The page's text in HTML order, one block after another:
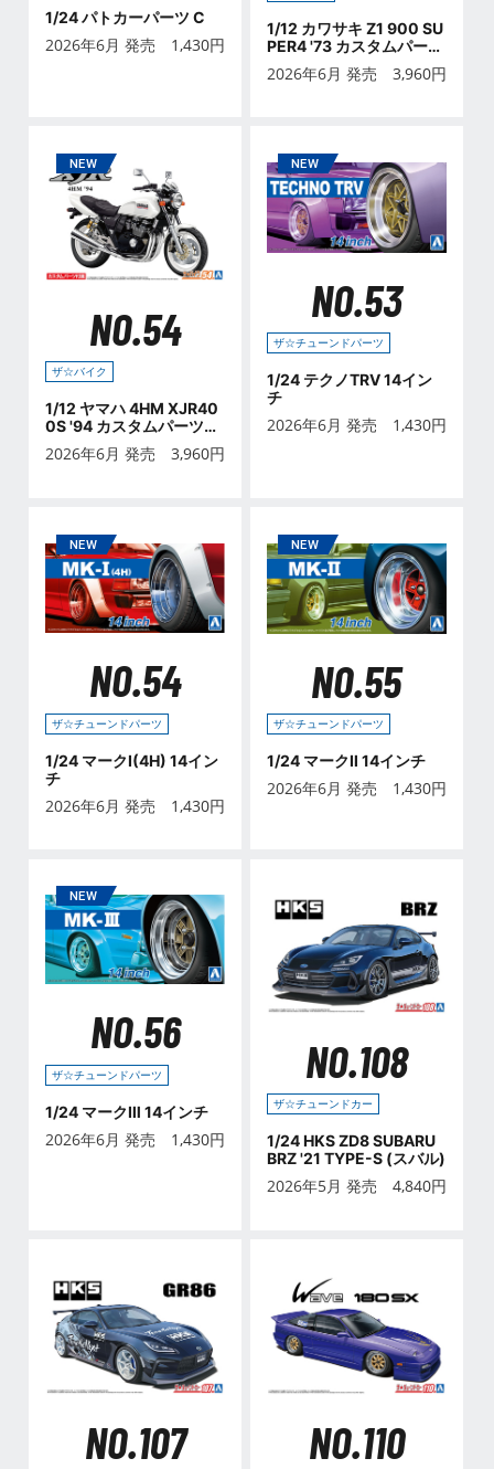
1/24 パトカーパーツ C
2026年6月 発売 1,430円
1/12 カワサキ Z1 900 SU
PER4 '73 カスタムパーツ
2026年6月 発売 3,960円
NO.54
ザ☆バイク
1/12 ヤマハ 4HM XJR40
0S '94 カスタムパーツ付
2026年6月 発売 3,960円
NO.53
ザ☆チューンドパーツ
1/24 テクノTRV 14イン
チ
2026年6月 発売 1,430円
NO.54
ザ☆チューンドパーツ
1/24 マークⅠ(4H) 14イン
チ
2026年6月 発売 1,430円
NO.55
ザ☆チューンドパーツ
1/24 マークⅡ 14インチ
2026年6月 発売 1,430円
NO.56
ザ☆チューンドパーツ
1/24 マークⅢ 14インチ
2026年6月 発売 1,430円
NO.108
ザ☆チューンドカー
1/24 HKS ZD8 SUBARU
BRZ '21 TYPE-S (スバル)
2026年5月 発売 4,840円
NO.107 NO.110